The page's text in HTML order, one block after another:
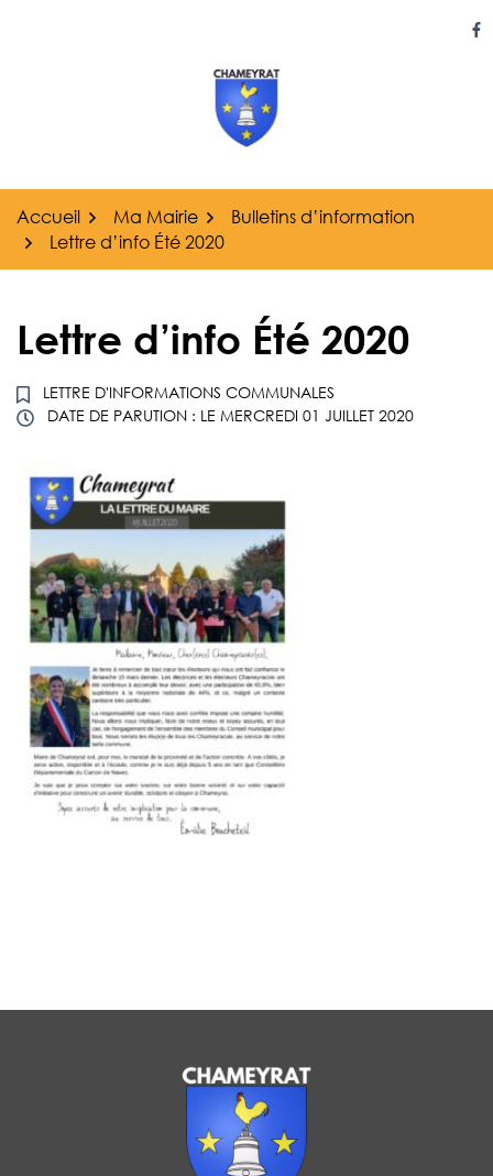
Accueil Ma Mairie
Bulletins d’information
Lettre d’info Été 2020
Lettre d’info Été 2020
LETTRE D'INFORMATIONS COMMUNALES
DATE DE PARUTION : LE MERCREDI 01 JUILLET 2020